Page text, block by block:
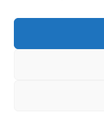
ESSAIS